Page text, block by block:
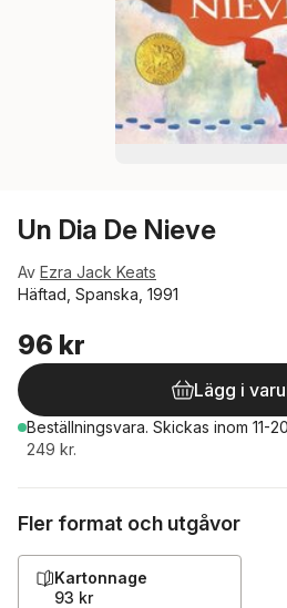
Un Dia De Nieve
Av Ezra Jack Keats
Häftad, Spanska, 1991
96 kr
Lägg i
Beställningsvara. Skickas inom 11-
249 kr.
Fler format och utgåvor
Kartonnage
93 kr